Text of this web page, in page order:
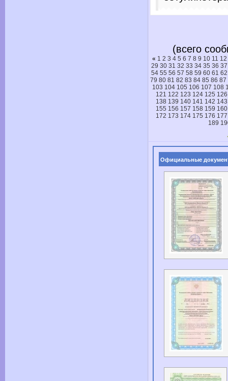
(всего
« 1 2 3 4 5 6 7 8 9 10 11 12
29 30 31 32 33 34 35 36 37
54 55 56 57 58 59 60 61 62
79 80 81 82 83 84 85 86 87
103 104 105 106 107 108
121 122 123 124 125 126
138 139 140 141 142 143
155 156 157 158 159 160
172 173 174 175 176 177
189
Официальные